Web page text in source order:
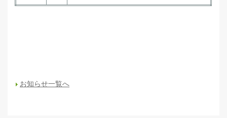
お知らせ一覧へ